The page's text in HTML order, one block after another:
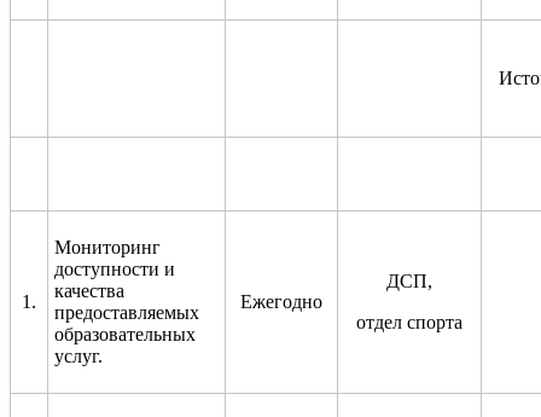
1.
Мониторинг
доступности и
качества
предоставляемых
образовательных
услуг.
Ежегодно
ДСП,
отдел спорта